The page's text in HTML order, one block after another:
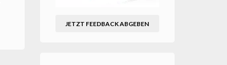
JETZT FEEDBACK ABGEBEN